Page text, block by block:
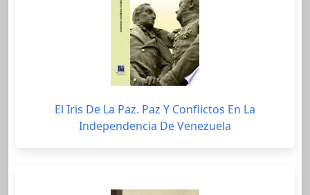
El Iris De La Paz. Paz Y Conflictos En La
Independencia De Venezuela